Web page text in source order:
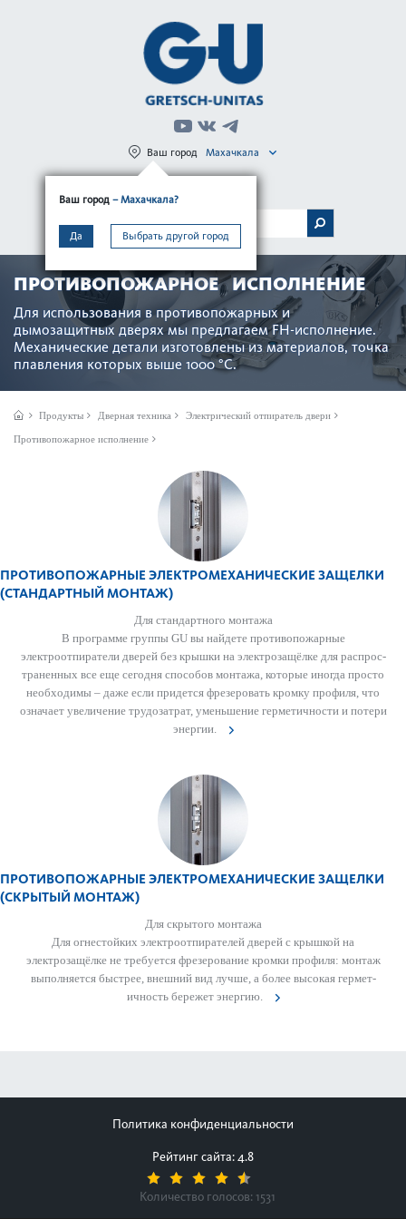
Ваш город – Махачкала?
Да Выбрать другой город
Ваш город Махачкала
МЕНЮ
ПРОТИВОПОЖАРНОЕ ИСПОЛНЕНИЕ
Для исполь­зования в против­опожарных и
дымозащитных дверях мы предлагаем FH-исполнение.
Механические детали изготов­лены из матер­иалов, точка
плав­ления которых выше 1000 °C.
Продукты Дверная техника Электрический отпиратель двери
Противопожарное исполнение
ПРОТИВОПОЖАРНЫЕ ЭЛЕКТРОМЕХАНИЧЕСКИЕ ЗАЩЕЛКИ
(СТАНДАРТНЫЙ МОНТАЖ)
Для стандартного монтажа
В программе группы GU вы найдете против­опожарные
электроотпиратели дверей без крышки на электрозащёлке для распрос­
траненных все еще сегодня способов монтажа, которые иногда просто
нео­б­ходимы – даже если придется фрез­ер­овать кромку профиля, что
означает увеличение трудозатрат, уменьшение гермет­ичности и потери
энергии.
ПРОТИВОПОЖАРНЫЕ ЭЛЕКТРОМЕХАНИЧЕСКИЕ ЗАЩЕЛКИ
(СКРЫТЫЙ МОНТАЖ)
Для скрытого монтажа
Для огн­ес­тойких электроотпирателей дверей с крышкой на
электрозащёлке не требуется фрез­ер­ование кромки профиля: монтаж
вып­олняется быстрее, внешний вид лучше, а более выс­окая гермет­
ичность бережет энергию.
Политика конфиденциальности
Рейтинг сайта: 4.8
Количество голосов: 1531